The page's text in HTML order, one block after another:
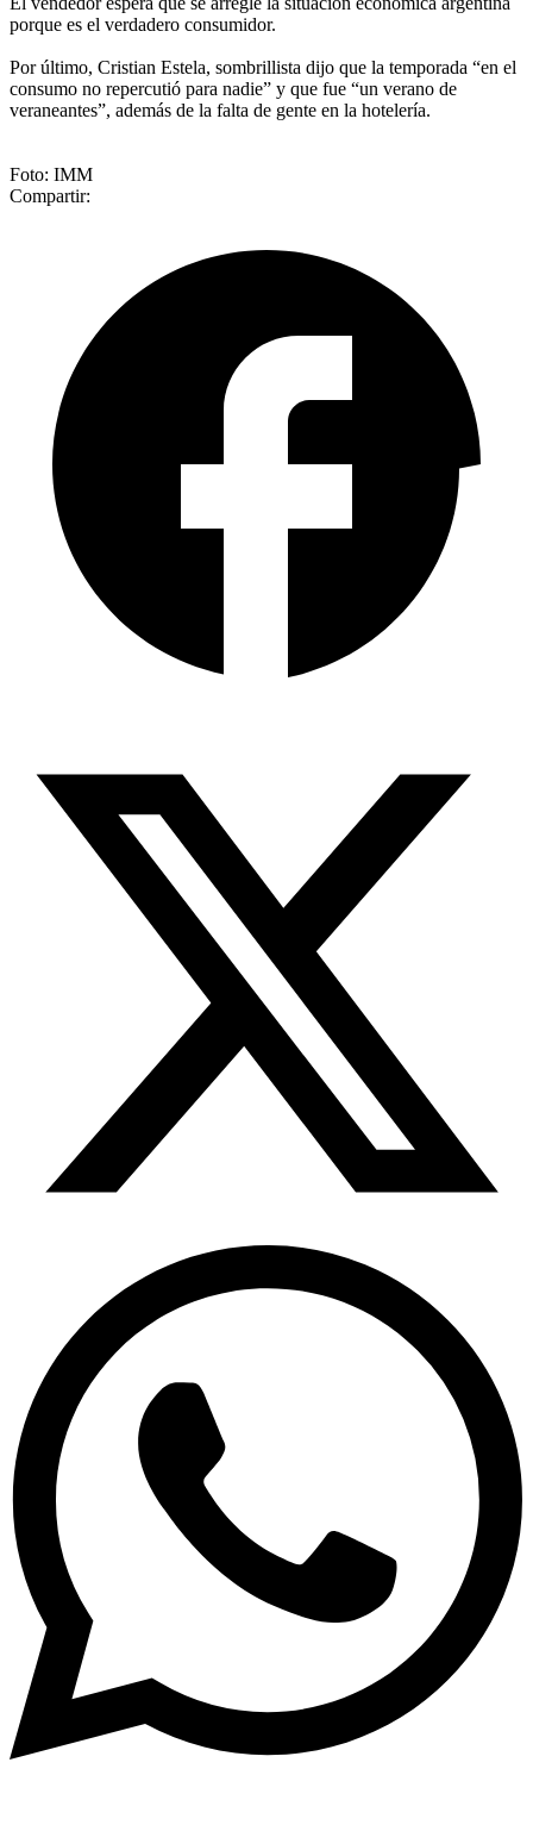
porque es el verdadero consumidor.
Por último, Cristian Estela, sombrillista dijo que la temporada “en el
consumo no repercutió para nadie” y que fue “un verano de
veraneantes”, además de la falta de gente en la hotelería.
Foto: IMM
Compartir: